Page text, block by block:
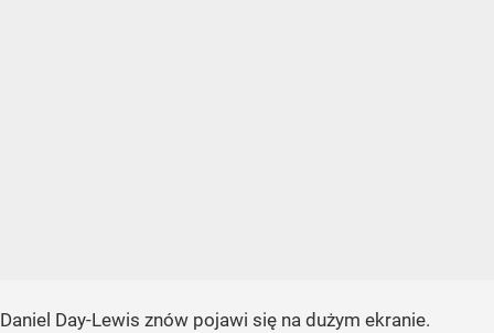
Daniel Day-Lewis znów pojawi się na dużym ekranie.